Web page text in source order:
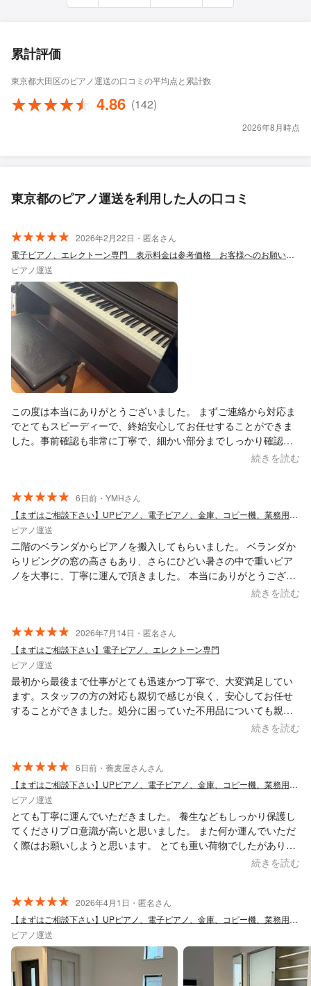
累計評価
東京都大田区のピアノ運送の口コミの平均点と累計数
4.86 (142)
2026年8月時点
東京都のピアノ運送を利用した人の口コミ
2026年2月22日・匿名さん
電子ピアノ、エレクトーン専門 表示料金は参考価格 お客様へのお願い必読 回収対応
ピアノ運送
この度は本当にありがとうございました。 まずご連絡から対応ま
でとてもスピーディーで、終始安心してお任せすることができま
した。事前確認も非常に丁寧で、細かい部分までしっかり確認し
てくださり、さらに分かりやすい参考図まで用意していただけた
でしていただき、大変満足しております。 また機会がありました
ら、ぜひお願いしたいと思います。ありがとうございました。
続きを読む
6日前・YMHさん
【まずはご相談下さい】UPピアノ、電子ピアノ、金庫、コピー機、業務用冷蔵庫など
ピアノ運送
二階のベランダからピアノを搬入してもらいました。 ベランダか
らリビングの窓の高さもあり、さらにひどい暑さの中で重いピア
ノを大事に、丁寧に運んで頂きました。 本当にありがとうござい
続きを読む
2026年7月14日・匿名さん
【まずはご相談下さい】電子ピアノ、エレクトーン専門
ピアノ運送
最初から最後まで仕事がとても迅速かつ丁寧で、大変満足してい
ます。スタッフの方の対応も親切で感じが良く、安心してお任せ
することができました。処分に困っていた不用品についても親身
になって相談に乗ってくださり、一部は快く引き取っていただけ
サービスでした。ありがとうございました。
続きを読む
6日前・蕎麦屋さんさん
【まずはご相談下さい】UPピアノ、電子ピアノ、金庫、コピー機、業務用冷蔵庫など
ピアノ運送
とても丁寧に運んでいただきました。 養生などもしっかり保護し
てくださりプロ意識が高いと思いました。 また何か運んでいただ
く際はお願いしようと思います。 とても重い荷物でしたがありが
続きを読む
2026年4月1日・匿名さん
【まずはご相談下さい】UPピアノ、電子ピアノ、金庫、コピー機、業務用冷蔵庫など
ピアノ運送